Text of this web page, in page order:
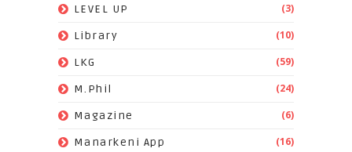
LEVEL UP (3)
Library (10)
LKG (59)
M.Phil (24)
Magazine (6)
Manarkeni App (16)